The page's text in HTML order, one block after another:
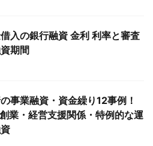
入の銀行融資 金利 利率と審査
期間
事業融資・資金繰り12事例！
業・経営支援関係・特例的な運